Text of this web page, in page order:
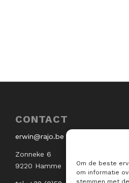
Om de beste
om informatie
stemmen met
CONTACT
erwin@rajo.be
Zonneke 6
9220 Hamme